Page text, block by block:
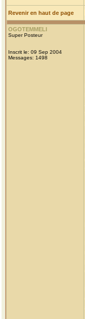
Revenir en haut de page
OGOTEMMELI
Super Posteur
Inscrit le: 09 Sep 2004
Messages: 1498